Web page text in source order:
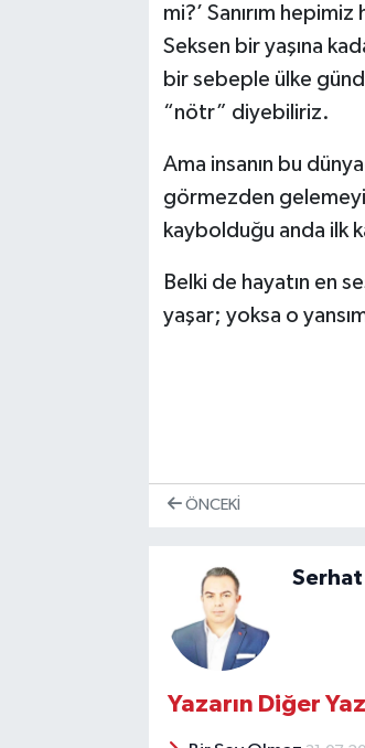
mi?’ Sanırım
Seksen bir yaşına
bir sebeple ülke
“nötr” diyebiliriz.
Ama insanın bu
görmezden
kaybolduğu anda ilk
Belki de hayatın en
yaşar; yoksa o
ÖNCEKI
Serhat
Yazarın Diğer